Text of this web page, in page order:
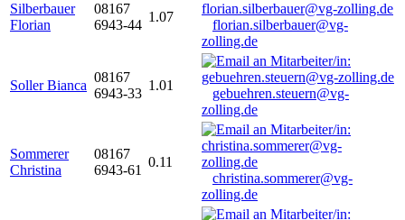
Silberbauer
Florian
08167
6943-44
1.07
florian.silberbauer@vg-
zolling.de
Soller Bianca
08167
6943-33
1.01
gebuehren.steuern@vg-
zolling.de
Sommerer
Christina
08167
6943-61
0.11
christina.sommerer@vg-
zolling.de